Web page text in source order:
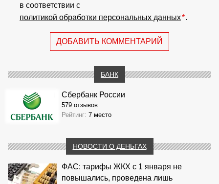
в соответствии с
политикой обработки персональных данных*.
ДОБАВИТЬ КОММЕНТАРИЙ
БАНК
Сбербанк России
579 отзывов
Рейтинг: 7 место
НОВОСТИ О ДЕНЬГАХ
ФАС: тарифы ЖКХ с 1 января не
повышались, проведена лишь